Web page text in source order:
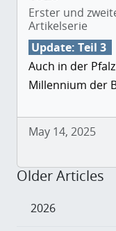
Erster und
Artikelserie
Update: Teil 3
Auch in der
Millennium der
May 14, 2025
Older Articles
2026